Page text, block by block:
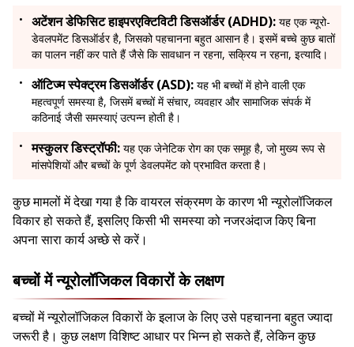
अटेंशन डेफिसिट हाइपरएक्टिविटी डिसऑर्डर (ADHD): यह एक न्यूरो-
डेवलपमेंट डिसऑर्डर है, जिसको पहचानना बहुत आसान है। इसमें बच्चे कुछ बातों
का पालन नहीं कर पाते हैं जैसे कि सावधान न रहना, सक्रिय न रहना, इत्यादि।
ऑटिज्म स्पेक्ट्रम डिसऑर्डर (ASD): यह भी बच्चों में होने वाली एक
महत्वपूर्ण समस्या है, जिसमें बच्चों में संचार, व्यवहार और सामाजिक संपर्क में
कठिनाई जैसी समस्याएं उत्पन्न होती है।
मस्कुलर डिस्ट्रॉफी: यह एक जेनेटिक रोग का एक समूह है, जो मुख्य रूप से
मांसपेशियों और बच्चों के पूर्ण डेवलपमेंट को प्रभावित करता है।
कुछ मामलों में देखा गया है कि वायरल संक्रमण के कारण भी न्यूरोलॉजिकल
विकार हो सकते हैं, इसलिए किसी भी समस्या को नजरअंदाज किए बिना
अपना सारा कार्य अच्छे से करें।
बच्चों में न्यूरोलॉजिकल विकारों के लक्षण
बच्चों में न्यूरोलॉजिकल विकारों के इलाज के लिए उसे पहचानना बहुत ज्यादा
जरूरी है। कुछ लक्षण विशिष्ट आधार पर भिन्न हो सकते हैं, लेकिन कुछ